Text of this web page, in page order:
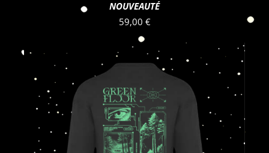
NOUVEAUTÉ
59,00 €
a
variations.
Les
options
peuvent
être
choisies
page